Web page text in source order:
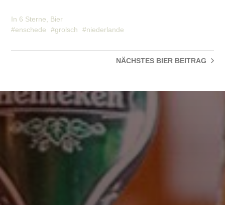
In 6 Sterne
Bier
enschede
grolsch niederlande
NÄCHSTES BIERBEITRAG